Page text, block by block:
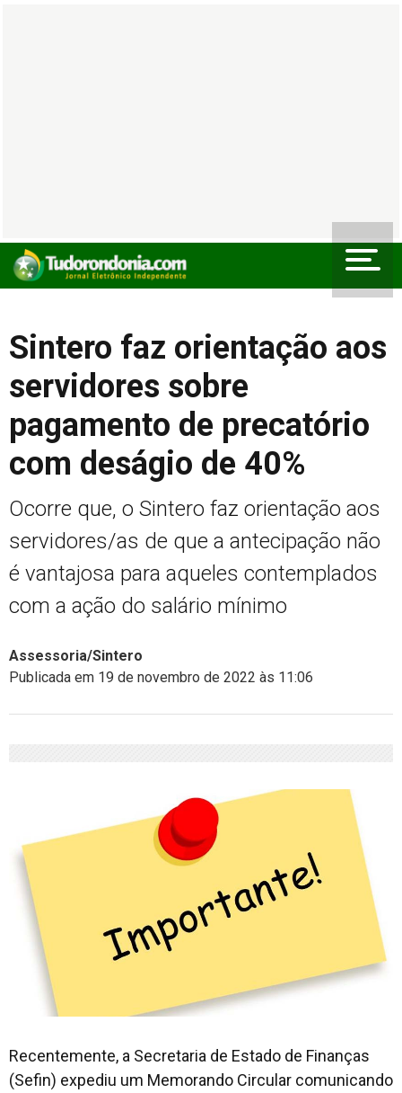
Sintero faz orientação aos
servidores sobre
pagamento de precatório
com deságio de 40%
Ocorre que, o Sintero faz orientação aos
servidores/as de que a antecipação não
é vantajosa para aqueles contemplados
com a ação do salário mínimo
Assessoria/Sintero
Publicada em 19 de novembro de 2022 às 11:06
Recentemente, a Secretaria de Estado de Finanças
(Sefin) expediu um Memorando Circular comunicando